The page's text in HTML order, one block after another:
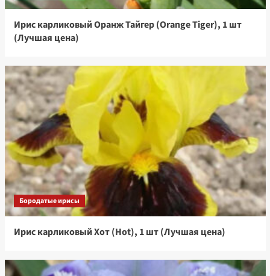
Ирис карликовый Оранж Тайгер (Orange Tiger), 1 шт
(Лучшая цена)
Бородатые ирисы
Ирис карликовый Хот (Hot), 1 шт (Лучшая цена)